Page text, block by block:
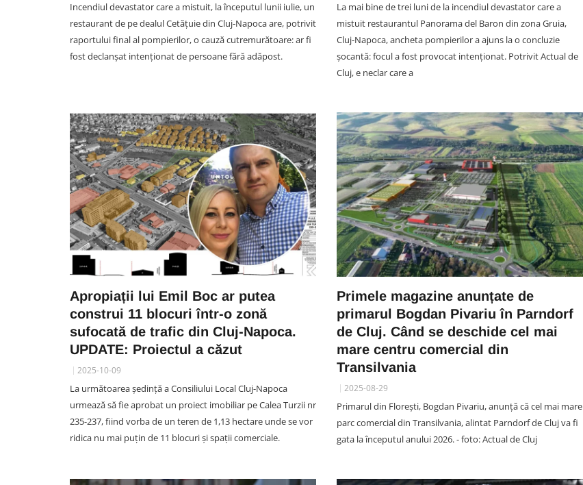
Incendiul devastator care a mistuit, la începutul lunii iulie, un
restaurant de pe dealul Cetățuie din Cluj-Napoca are, potrivit
raportului final al pompierilor, o cauză cutremurătoare: ar fi
fost declanșat intenționat de persoane fără adăpost.
La mai bine de trei luni de la incendiul devastator care a
mistuit restaurantul Panorama del Baron din zona Gruia,
Cluj-Napoca, ancheta pompierilor a ajuns la o concluzie
șocantă: focul a fost provocat intenționat. Potrivit Actual de
Cluj, e neclar care a
Apropiații lui Emil Boc ar putea
construi 11 blocuri într-o zonă
sufocată de trafic din Cluj-Napoca.
UPDATE: Proiectul a căzut
2025-10-09
La următoarea ședință a Consiliului Local Cluj-Napoca
urmează să fie aprobat un proiect imobiliar pe Calea Turzii nr
235-237, fiind vorba de un teren de 1,13 hectare unde se vor
ridica nu mai puțin de 11 blocuri și spații comerciale.
Primele magazine anunțate de
primarul Bogdan Pivariu în Parndorf
de Cluj. Când se deschide cel mai
mare centru comercial din
Transilvania
2025-08-29
Primarul din Florești, Bogdan Pivariu, anunță că cel mai mare
parc comercial din Transilvania, alintat Parndorf de Cluj va fi
gata la începutul anului 2026. - foto: Actual de Cluj